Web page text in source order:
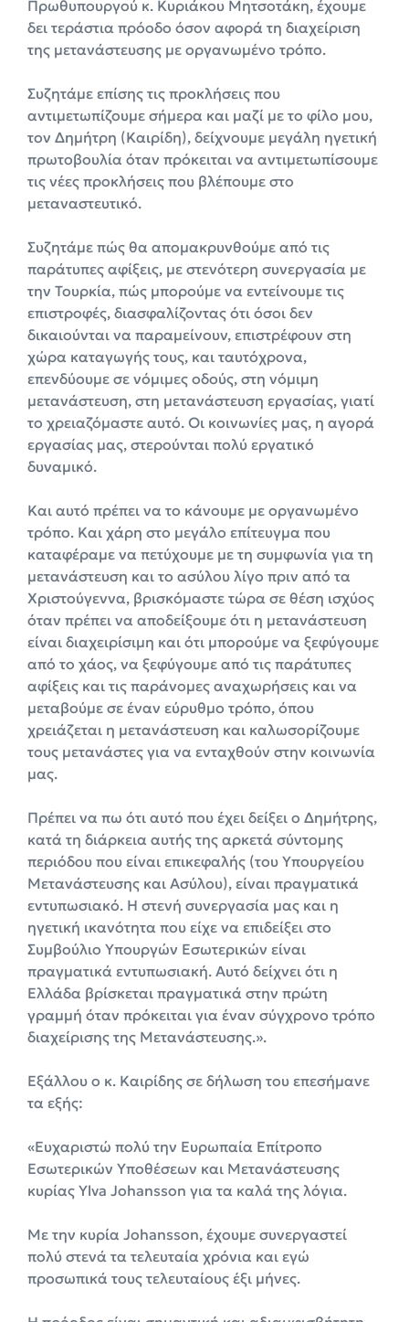
Πρωθυπουργού κ. Κυριάκου Μητσοτάκη, έχουμε
δει τεράστια πρόοδο όσον αφορά τη διαχείριση
της μετανάστευσης με οργανωμένο τρόπο.
Συζητάμε επίσης τις προκλήσεις που
αντιμετωπίζουμε σήμερα και μαζί με το φίλο μου,
τον Δημήτρη (Καιρίδη), δείχνουμε μεγάλη ηγετική
πρωτοβουλία όταν πρόκειται να αντιμετωπίσουμε
τις νέες προκλήσεις που βλέπουμε στο
μεταναστευτικό.
Συζητάμε πώς θα απομακρυνθούμε από τις
παράτυπες αφίξεις, με στενότερη συνεργασία με
την Τουρκία, πώς μπορούμε να εντείνουμε τις
επιστροφές, διασφαλίζοντας ότι όσοι δεν
δικαιούνται να παραμείνουν, επιστρέφουν στη
χώρα καταγωγής τους, και ταυτόχρονα,
επενδύουμε σε νόμιμες οδούς, στη νόμιμη
μετανάστευση, στη μετανάστευση εργασίας, γιατί
το χρειαζόμαστε αυτό. Οι κοινωνίες μας, η αγορά
εργασίας μας, στερούνται πολύ εργατικό
δυναμικό.
Και αυτό πρέπει να το κάνουμε με οργανωμένο
τρόπο. Και χάρη στο μεγάλο επίτευγμα που
καταφέραμε να πετύχουμε με τη συμφωνία για τη
μετανάστευση και το ασύλου λίγο πριν από τα
Χριστούγεννα, βρισκόμαστε τώρα σε θέση ισχύος
όταν πρέπει να αποδείξουμε ότι η μετανάστευση
είναι διαχειρίσιμη και ότι μπορούμε να ξεφύγουμε
από το χάος, να ξεφύγουμε από τις παράτυπες
αφίξεις και τις παράνομες αναχωρήσεις και να
μεταβούμε σε έναν εύρυθμο τρόπο, όπου
χρειάζεται η μετανάστευση και καλωσορίζουμε
τους μετανάστες για να ενταχθούν στην κοινωνία
μας.
Πρέπει να πω ότι αυτό που έχει δείξει ο Δημήτρης,
κατά τη διάρκεια αυτής της αρκετά σύντομης
περιόδου που είναι επικεφαλής (του Υπουργείου
Μετανάστευσης και Ασύλου), είναι πραγματικά
εντυπωσιακό. Η στενή συνεργασία μας και η
ηγετική ικανότητα που είχε να επιδείξει στο
Συμβούλιο Υπουργών Εσωτερικών είναι
πραγματικά εντυπωσιακή. Αυτό δείχνει ότι η
Ελλάδα βρίσκεται πραγματικά στην πρώτη
γραμμή όταν πρόκειται για έναν σύγχρονο τρόπο
διαχείρισης της Μετανάστευσης.».
Εξάλλου ο κ. Καιρίδης σε δήλωση του επεσήμανε
τα εξής:
«Ευχαριστώ πολύ την Ευρωπαία Επίτροπο
Εσωτερικών Υποθέσεων και Μετανάστευσης
κυρίας Ylva Johansson για τα καλά της λόγια.
Με την κυρία Johansson, έχουμε συνεργαστεί
πολύ στενά τα τελευταία χρόνια και εγώ
προσωπικά τους τελευταίους έξι μήνες.